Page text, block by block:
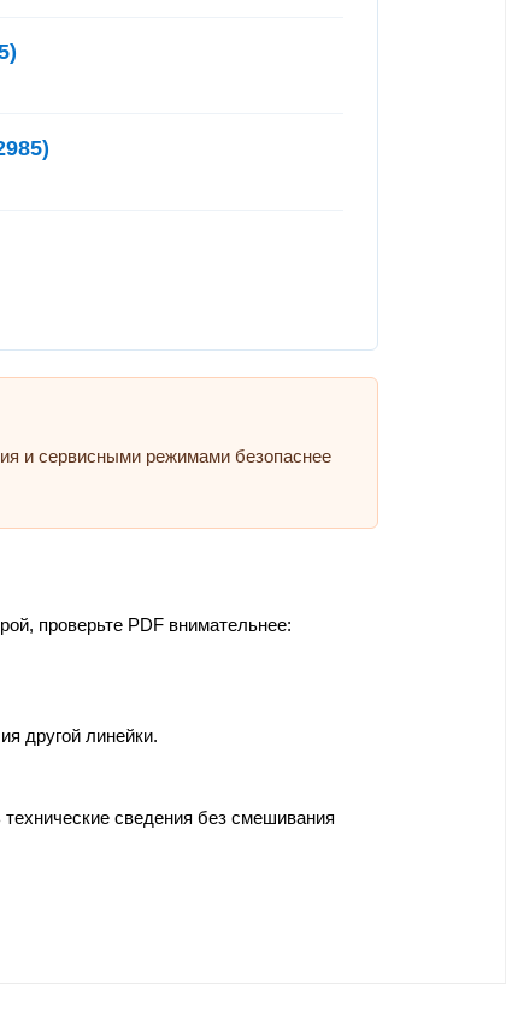
и сервисными режимами безопаснее
проверьте PDF внимательнее:
другой линейки.
сведения без смешивания